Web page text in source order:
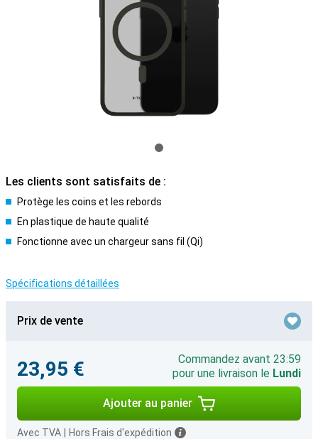
Les clients sont satisfaits de :
Protège les coins et les rebords
En plastique de haute qualité
Fonctionne avec un chargeur sans fil (Qi)
Spécifications détaillées
Prix de vente
23,95 €
Commandez avant 23:59
pour une livraison le Lundi
Ajouter au panier
Avec TVA Hors Frais d'expédition